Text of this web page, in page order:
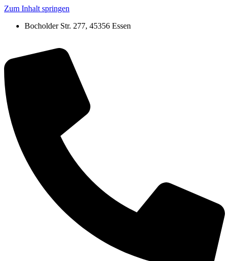
Zum Inhalt springen
Bocholder Str. 277, 45356 Essen